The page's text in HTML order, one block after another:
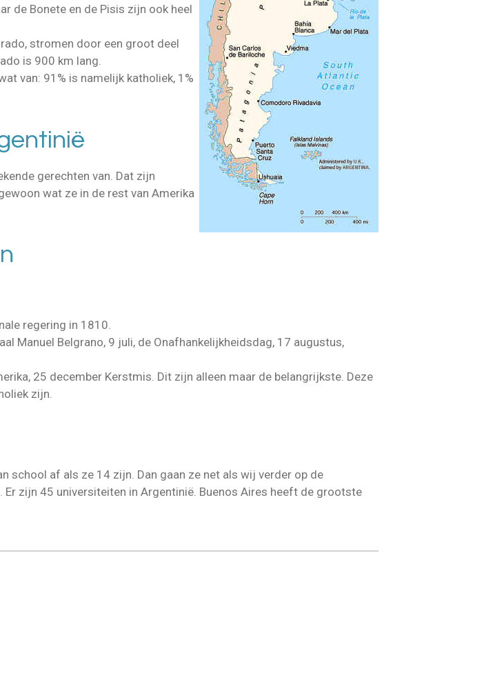
de Bonete en de Pisis zijn ook heel
stromen door een groot deel
is 900 km lang.
van: 91% is namelijk katholiek, 1%
gerechten van. Dat zijn
wat ze in de rest van Amerika
regering in 1810.
Manuel Belgrano, 9 juli, de Onafhankelijkheidsdag, 17 augustus,
25 december Kerstmis. Dit zijn alleen maar de belangrijkste. Deze
zijn.
school af als ze 14 zijn. Dan gaan ze net als wij verder op de
zijn 45 universiteiten in Argentinië. Buenos Aires heeft de grootste